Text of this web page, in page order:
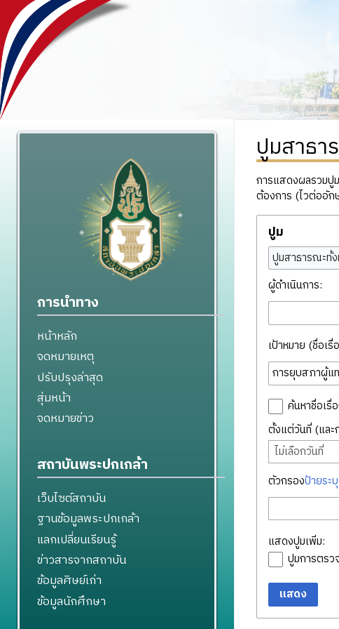
ปูมสาธ
การแสดงผลรวมปู
ต้องการ (ไวต่ออัก
ปูม
ปูมสาธารณะทั้
ผู้ดำเนินการ:
เป้าหมาย (ชื่อเ
ค้นหาชื่อเรื่
ตั้งแต่วันที่ (และ
ไม่เลือกวันที่
ตัวกรองป้ายระบุ
แสดงปูมเพิ่ม:
ปูมการตรว
แสดง
การนำทาง
หน้าหลัก
จดหมายเหตุ
ปรับปรุงล่าสุด
สุ่มหน้า
จดหมายข่าว
สถาบันพระปกเกล้า
เว็บไซต์สถาบัน
ฐานข้อมูลพระปกเกล้า
แลกเปลี่ยนเรียนรู้
ข่าวสารจากสถาบัน
ข้อมูลศิษย์เก่า
ข้อมูลนักศึกษา